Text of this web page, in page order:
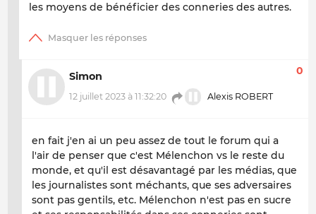
les moyens de bénéficier des conneries des autres.
Simon
12 juillet 2023 à 11:32:20 Alexis ROBERT
0
en fait j'en ai un peu assez de tout le forum qui a
l'air de penser que c'est Mélenchon vs le reste du
monde, et qu'il est désavantagé par les médias, que
les journalistes sont méchants, que ses adversaires
sont pas gentils, etc. Mélenchon n'est pas en sucre